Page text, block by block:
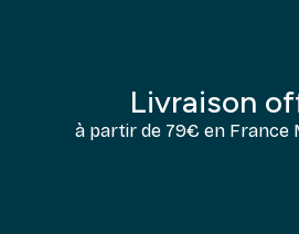
Livraison
à partir de 79€ en France